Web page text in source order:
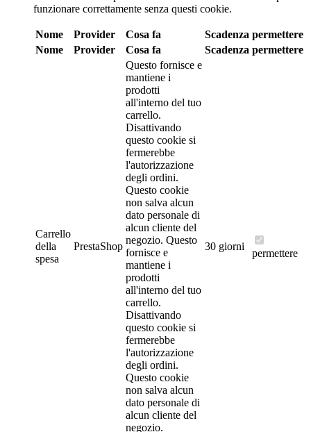
funzionare correttamente senza questi cookie.
Nome Provider Cosa fa Scadenza permettere
Nome
Provider Cosa fa Scadenza permettere
Carrello
della
spesa
PrestaShop
Questo fornisce e
mantiene i
prodotti
all'interno del tuo
carrello.
Disattivando
questo cookie si
fermerebbe
l'autorizzazione
degli ordini.
Questo cookie
non salva alcun
dato personale di
alcun cliente del
negozio. Questo
fornisce e
mantiene i
prodotti
all'interno del tuo
carrello.
Disattivando
questo cookie si
fermerebbe
l'autorizzazione
degli ordini.
Questo cookie
non salva alcun
dato personale di
alcun cliente del
negozio.
30 giorni
permettere